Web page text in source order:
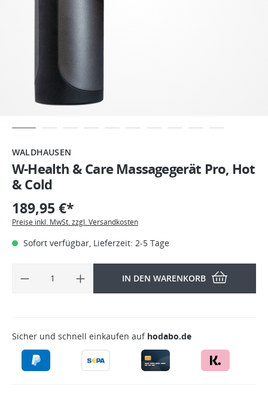
WALDHAUSEN
W-Health & Care Massagegerät Pro, Hot
& Cold
189,95 €*
Preise inkl. MwSt. zzgl. Versandkosten
Sofort verfügbar, Lieferzeit: 2-5 Tage
IN DEN WARENKORB
Sicher und schnell einkaufen auf hodabo.de